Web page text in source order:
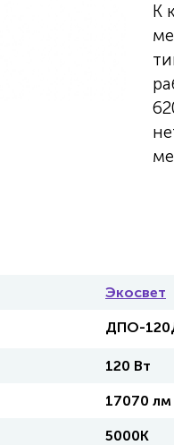
К
Экосвет
ДПО-
120 Вт
17070 лм
5000К